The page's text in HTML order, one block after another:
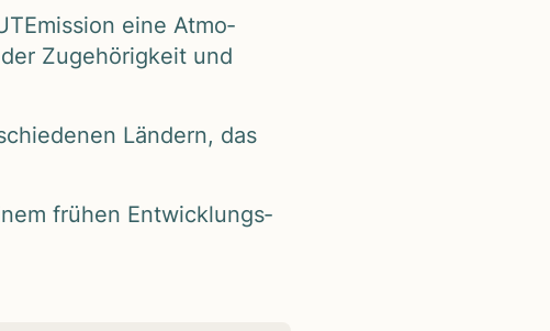
eine Atmo­
Zuge­hö­rig­keit und
Län­dern, das
frü­hen Ent­wick­lungs­